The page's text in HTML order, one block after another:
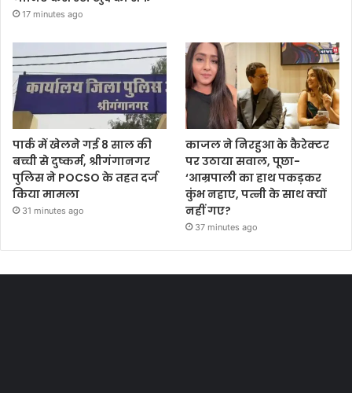
17 minutes ago
पार्क में खेलने गई 8 साल की
बच्ची से दुष्कर्म, श्रीगंगानगर
पुलिस ने POCSO के तहत दर्ज
किया मामला
31 minutes ago
काजल ने निरहुआ के कैरेक्टर
पर उठाया सवाल, पूछा-
‘आम्रपाली का हाथ पकड़कर
कुंभ नहाए, पत्नी के साथ क्यों
नहीं गए?
37 minutes ago